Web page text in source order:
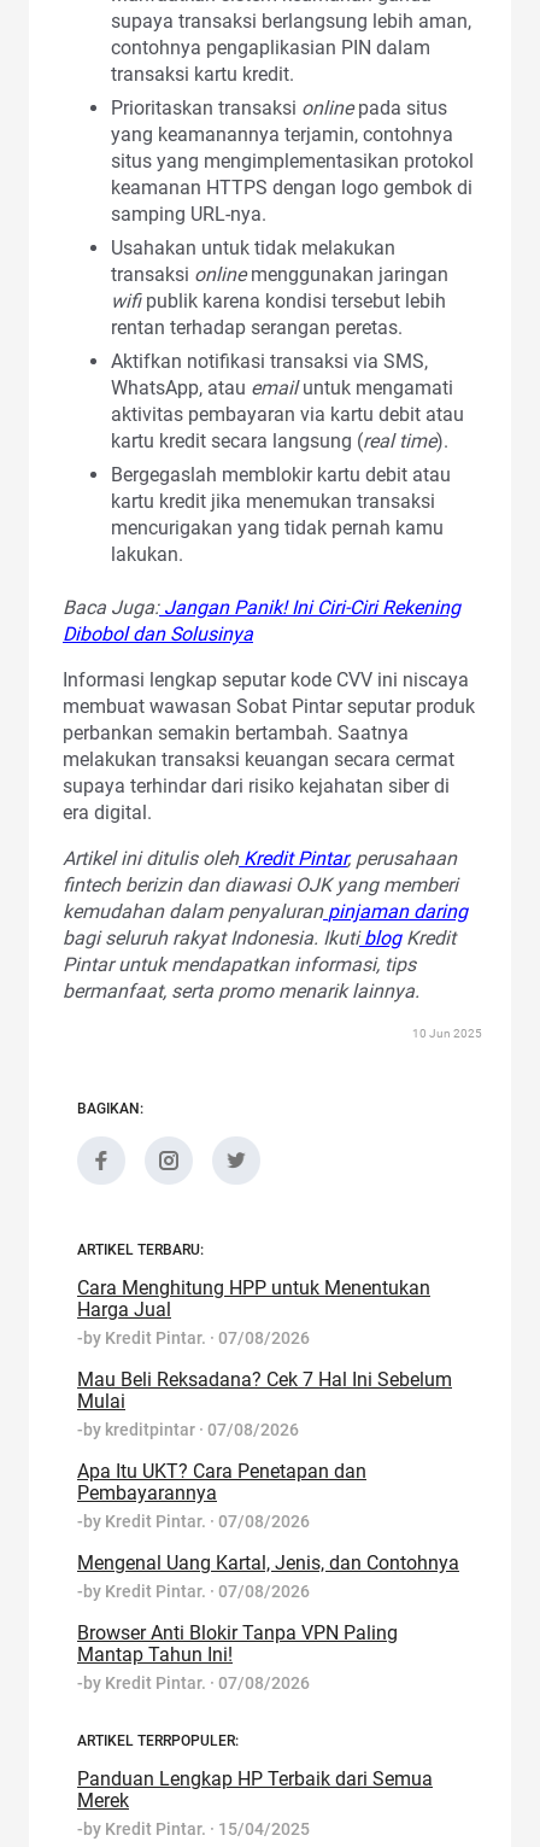
supaya transaksi berlangsung lebih aman,
contohnya pengaplikasian PIN dalam
transaksi kartu kredit.
Prioritaskan transaksi onlinepada situs
yang keamanannya terjamin, contohnya
situs yang mengimplementasikan protokol
keamanan HTTPS dengan logo gembok di
samping URL-nya.
Usahakan untuk tidak melakukan
transaksi onlinemenggunakan jaringan
wifi publik karena kondisi tersebut lebih
rentan terhadap serangan peretas.
Aktifkan notifikasi transaksi via SMS,
WhatsApp, atau emailuntuk mengamati
aktivitas pembayaran via kartu debit atau
kartu kredit secara langsung (real time).
Bergegaslah memblokir kartu debit atau
kartu kredit jika menemukan transaksi
mencurigakan yang tidak pernah kamu
lakukan.
Baca Juga: Jangan Panik! Ini Ciri-Ciri Rekening
Dibobol dan Solusinya
Informasi lengkap seputar kode CVV ini niscaya
membuat wawasan Sobat Pintar seputar produk
perbankan semakin bertambah. Saatnya
melakukan transaksi keuangan secara cermat
supaya terhindar dari risiko kejahatan siber di
era digital.
Artikel ini ditulis oleh Kredit Pintar, perusahaan
fintech berizin dan diawasi OJK yang memberi
kemudahan dalam penyaluran pinjaman daring
bagi seluruh rakyat Indonesia. Ikuti blogKredit
Pintar untuk mendapatkan informasi, tips
bermanfaat, serta promo menarik lainnya.
10 Jun 2025
BAGIKAN:
ARTIKEL TERBARU:
Cara Menghitung HPP untuk Menentukan
Harga Jual
-by Kredit Pintar. · 07/08/2026
Mau Beli Reksadana? Cek 7 Hal Ini Sebelum
Mulai
-by kreditpintar · 07/08/2026
Apa Itu UKT? Cara Penetapan dan
Pembayarannya
-by Kredit Pintar. · 07/08/2026
Mengenal Uang Kartal, Jenis, dan Contohnya
-by Kredit Pintar. · 07/08/2026
Browser Anti Blokir Tanpa VPN Paling
Mantap Tahun Ini!
-by Kredit Pintar. · 07/08/2026
ARTIKEL TERRPOPULER:
Panduan Lengkap HP Terbaik dari Semua
Merek
-by Kredit Pintar. · 15/04/2025